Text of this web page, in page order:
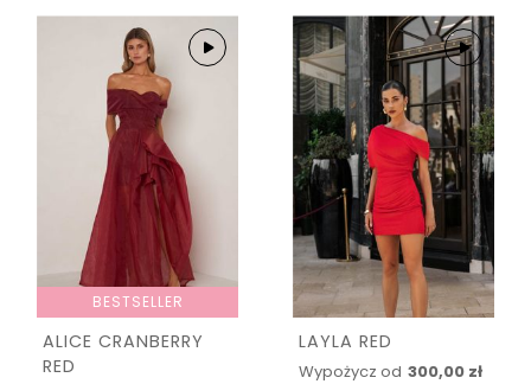
BESTSELLER
ALICE CRANBERRY
RED
LAYLA RED
Wypożycz od 300,00 zł